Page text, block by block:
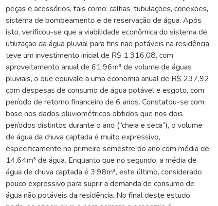
peças e acessórios, tais como: calhas, tubulações, conexões,
sistema de bombeamento e de reservação de água. Após
isto, verificou-se que a viabilidade econômica do sistema de
utilização da água pluvial para fins não potáveis na residência
teve um investimento inicial de R$ 1.316,08, com
aproveitamento anual de 61,96m³ de volume de águas
pluviais, o que equivale a uma economia anual de R$ 237,92
com despesas de consumo de água potável e esgoto, com
período de retorno financeiro de 6 anos. Constatou-se com
base nos dados pluviométricos obtidos que nos dois
períodos distintos durante o ano (“cheia e seca”), o volume
de água da chuva captada é muito expressivo,
especificamente no primeiro semestre do ano com média de
14,64m³ de água. Enquanto que no segundo, a média de
água de chuva captada é 3,98m³, este último, considerado
pouco expressivo para suprir a demanda de consumo de
água não potáveis da residência. No final deste estudo